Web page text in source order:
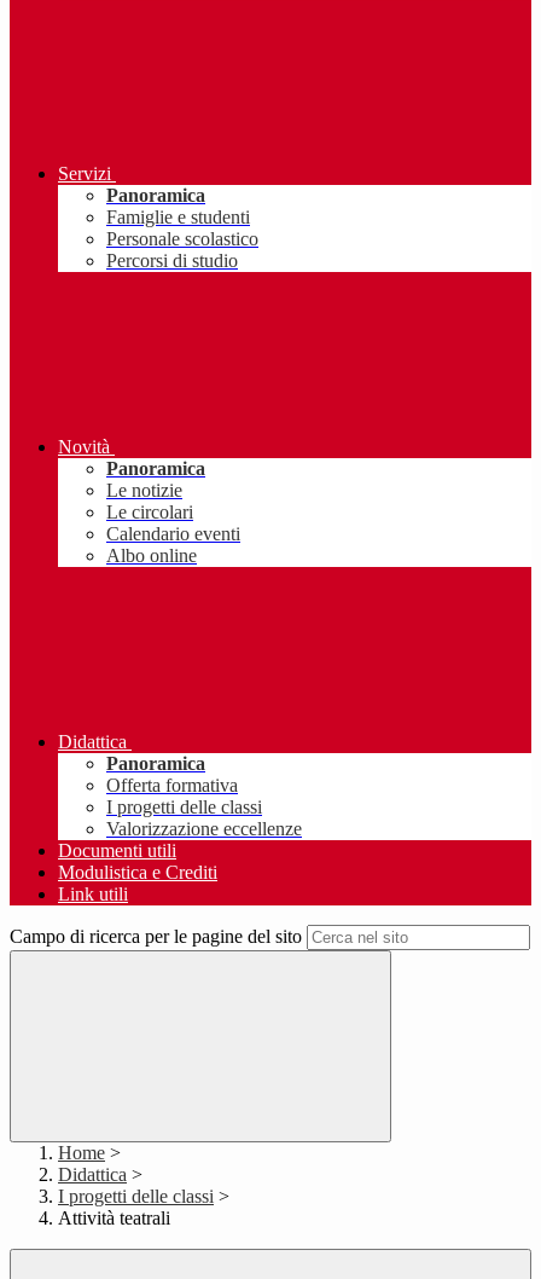
Servizi
Panoramica
Famiglie e studenti
Personale scolastico
Percorsi di studio
Novità
Panoramica
Le notizie
Le circolari
Calendario eventi
Albo online
Didattica
Panoramica
Offerta formativa
I progetti delle classi
Valorizzazione eccellenze
Documenti utili
Modulistica e Crediti
Link utili
Campo di ricerca per le pagine del sito
Home >
Didattica >
I progetti delle classi >
Attività teatrali